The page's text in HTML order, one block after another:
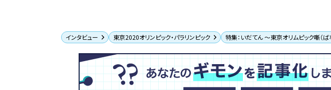
インタビュー 東京2020オリンピック・パラリンピック 特集：いだてん ～東京オリムピック噺（ば